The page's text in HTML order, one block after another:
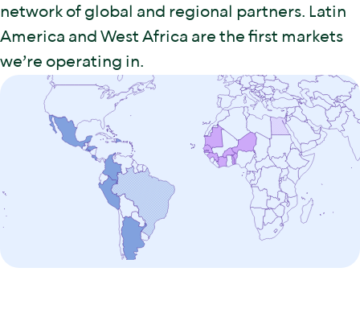
network of global and regional partners. Latin
America and West Africa are the first markets
we’re operating in.